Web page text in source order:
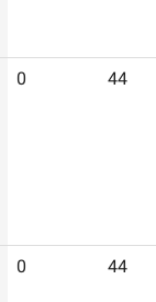
0 44
0 44